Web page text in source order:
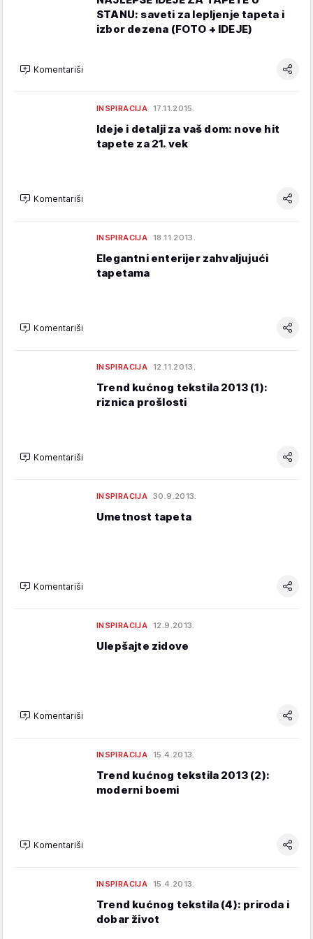
STANU: saveti za lepljenje tapeta i
izbor dezena (FOTO + IDEJE)
Komentariši
INSPIRACIJA 17.11.2015.
Ideje i detalji za vaš dom: nove hit
tapete za 21. vek
Komentariši
INSPIRACIJA 18.11.2013.
Elegantni enterijer zahvaljujući
tapetama
Komentariši
INSPIRACIJA 12.11.2013.
Trend kućnog tekstila 2013 (1):
riznica prošlosti
Komentariši
INSPIRACIJA 30.9.2013.
Umetnost tapeta
Komentariši
INSPIRACIJA 12.9.2013.
Ulepšajte zidove
Komentariši
INSPIRACIJA 15.4.2013.
Trend kućnog tekstila 2013 (2):
moderni boemi
Komentariši
INSPIRACIJA 15.4.2013.
Trend kućnog tekstila (4): priroda i
dobar život